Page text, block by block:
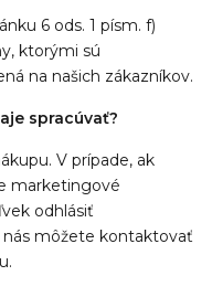
6 ods. 1 písm. f)
ktorými sú
na našich zákazníkov.
spracúvať?
V prípade, ak
marketingové
odhlásiť
môžete kontaktovať
.